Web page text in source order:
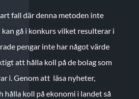
fall där denna metoden inte
gå i konkurs vilket resulterar i
pengar inte har något värde
att hålla koll på de bolag som
i. Genom att läsa nyheter,
hålla koll på ekonomi i landet så